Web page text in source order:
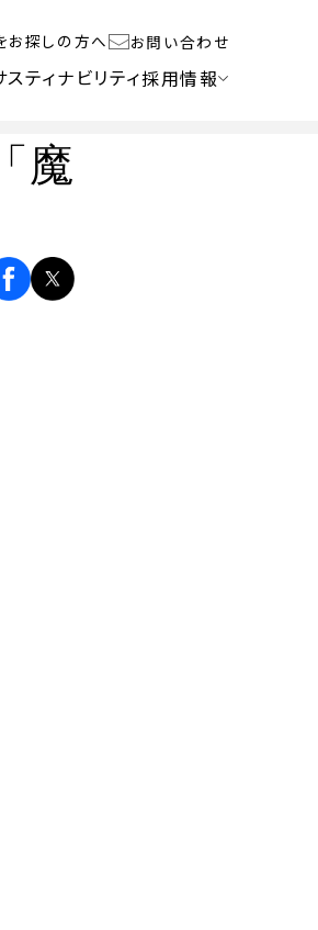
お探しの方へ お問い合わせ
スティナビリティ採用情報
魔